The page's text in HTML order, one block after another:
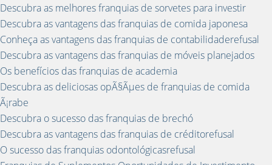
Descubra as melhores franquias de sorvetes para investir
Descubra as vantagens das franquias de comida japonesa
Conheça as vantagens das franquias de contabilidaderefusal
Descubra as vantagens das franquias de móveis planejados
Os benefícios das franquias de academia
Descubra as deliciosas opÃ§Ãµes de franquias de comida
Ã¡rabe
Descubra o sucesso das franquias de brechó
Descubra as vantagens das franquias de créditorefusal
O sucesso das franquias odontológicasrefusal